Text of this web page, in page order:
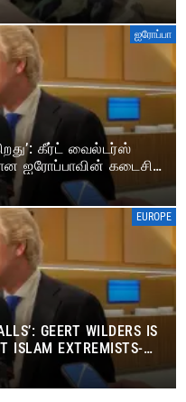
ஐரோப்பா
கீர்ட் வைல்டர்ஸ்
ஐரோப்பாவின் கடைசி
EUROPE
GEERT WILDERS IS
ISLAM EXTREMISTS-